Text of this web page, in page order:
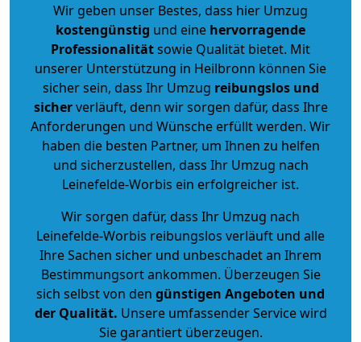
Wir geben unser Bestes, dass hier Umzug
kostengünstig und eine hervorragende
Professionalitätsowie Qualität bietet. Mit
unserer Unterstützung in Heilbronn können Sie
sicher sein, dass Ihr Umzug reibungslos und
sicherverläuft, denn wir sorgen dafür, dass Ihre
Anforderungen und Wünsche erfüllt werden. Wir
haben die besten Partner, um Ihnen zu helfen
und sicherzustellen, dass Ihr Umzug nach
Leinefelde-Worbis ein erfolgreicher ist.
Wir sorgen dafür, dass Ihr Umzug nach
Leinefelde-Worbis reibungslos verläuft und alle
Ihre Sachen sicher und unbeschadet an Ihrem
Bestimmungsort ankommen. Überzeugen Sie
sich selbst von den günstigen Angeboten und
der Qualität. Unsere umfassender Service wird
Sie garantiert überzeugen.